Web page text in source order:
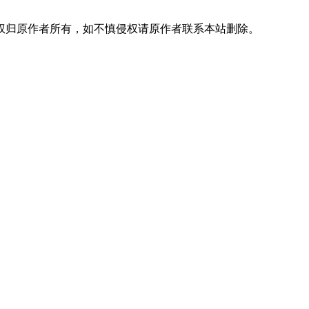
原作者所有，如不慎侵权请原作者联系本站删除。